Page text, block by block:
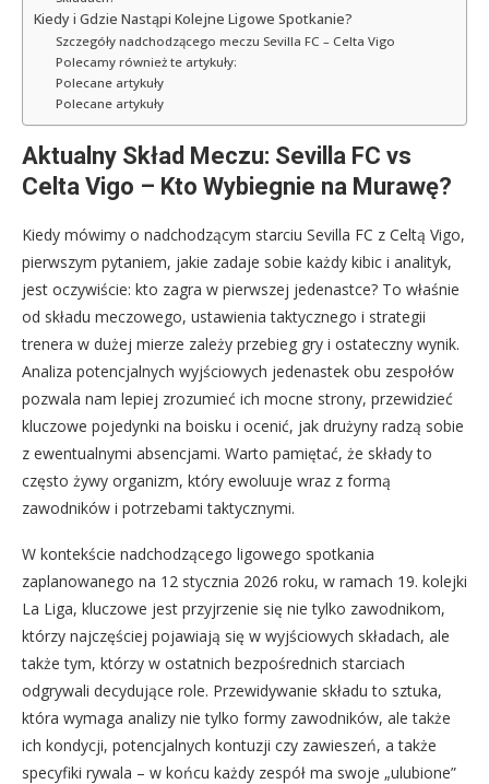
Kiedy i Gdzie Nastąpi Kolejne Ligowe Spotkanie?
Szczegóły nadchodzącego meczu Sevilla FC – Celta Vigo
Polecamy również te artykuły:
Polecane artykuły
Polecane artykuły
Aktualny Skład Meczu: Sevilla FC vs
Celta Vigo – Kto Wybiegnie na Murawę?
Kiedy mówimy o nadchodzącym starciu Sevilla FC z Celtą Vigo,
pierwszym pytaniem, jakie zadaje sobie każdy kibic i analityk,
jest oczywiście: kto zagra w pierwszej jedenastce? To właśnie
od składu meczowego, ustawienia taktycznego i strategii
trenera w dużej mierze zależy przebieg gry i ostateczny wynik.
Analiza potencjalnych wyjściowych jedenastek obu zespołów
pozwala nam lepiej zrozumieć ich mocne strony, przewidzieć
kluczowe pojedynki na boisku i ocenić, jak drużyny radzą sobie
z ewentualnymi absencjami. Warto pamiętać, że składy to
często żywy organizm, który ewoluuje wraz z formą
zawodników i potrzebami taktycznymi.
W kontekście nadchodzącego ligowego spotkania
zaplanowanego na 12 stycznia 2026 roku, w ramach 19. kolejki
La Liga, kluczowe jest przyjrzenie się nie tylko zawodnikom,
którzy najczęściej pojawiają się w wyjściowych składach, ale
także tym, którzy w ostatnich bezpośrednich starciach
odgrywali decydujące role. Przewidywanie składu to sztuka,
która wymaga analizy nie tylko formy zawodników, ale także
ich kondycji, potencjalnych kontuzji czy zawieszeń, a także
specyfiki rywala – w końcu każdy zespół ma swoje „ulubione”